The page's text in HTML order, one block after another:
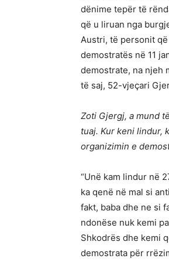
dënime tepër të
që u liruan nga
Austri, të personit
demostratës në 11
demostrate, na njeh
të saj, 52-vjeçari
Zoti Gjergj, a mund
tuaj. Kur keni lindur,
organizimin e
“Unë kam lindur në
ka qenë në mal si
fakt, baba dhe ne si
ndonëse nuk kemi
Shkodrës dhe kemi
demostrata për